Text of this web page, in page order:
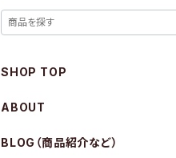
SHOP TOP
ABOUT
BLOG（商品紹介など）